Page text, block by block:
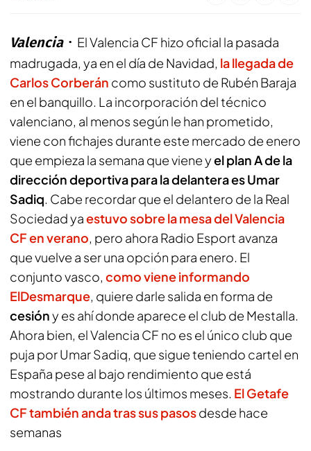
Valencia
El Valencia CF hizo oficial la pasada
madrugada, ya en el día de Navidad, la llegada de
Carlos Corberán como sustituto de Rubén Baraja
en el banquillo. La incorporación del técnico
valenciano, al menos según le han prometido,
viene con fichajes durante este mercado de enero
que empieza la semana que viene yel plan A de la
dirección deportiva para la delantera esUmar
Sadiq. Cabe recordar que el delantero de la Real
Sociedad yaestuvo sobre la mesa del Valencia
CF en verano, pero ahora Radio Esport avanza
que vuelve a ser una opción para enero. El
conjunto vasco, como viene informando
ElDesmarque, quiere darle salida en forma de
cesióny es ahí donde aparece el club de Mestalla.
Ahora bien, el Valencia CF no es el único club que
puja por Umar Sadiq, que sigue teniendo cartel en
España pese al bajo rendimiento que está
mostrando durante los últimos meses. El Getafe
CF también anda tras sus pasosdesde hace
semanas